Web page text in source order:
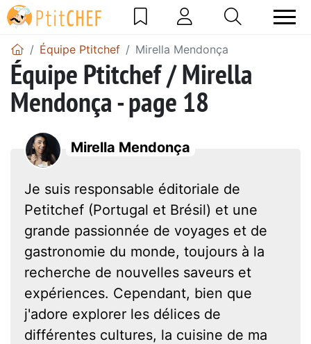
Équipe Ptitchef Mirella Mendonça
Équipe Ptitchef / Mirella
Mendonça - page 18
Mirella Mendonça
Je suis responsable éditoriale de
Petitchef (Portugal et Brésil) et une
grande passionnée de voyages et de
gastronomie du monde, toujours à la
recherche de nouvelles saveurs et
expériences. Cependant, bien que
j'adore explorer les délices de
différentes cultures, la cuisine de ma